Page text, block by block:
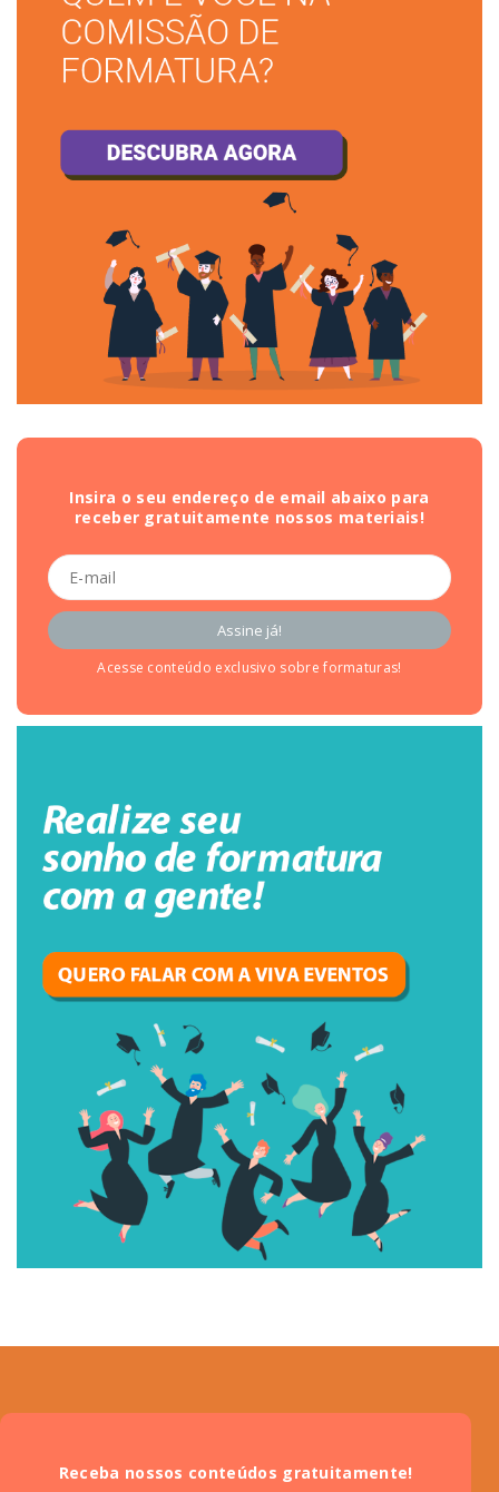
Insira o seu endereço de email abaixo para
receber gratuitamente nossos materiais!
Acesse conteúdo exclusivo sobre formaturas!
Receba nossos conteúdos gratuitamente!